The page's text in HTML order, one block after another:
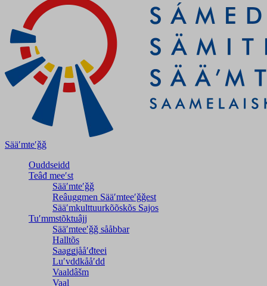
Sääʹmteʹǧǧ
Ouddseidd
Teâđ meeʹst
Sääʹmteʹǧǧ
Reâuggmen Sääʹmteeʹǧǧest
Sääʹmkulttuurkõõskõs Sajos
Tuʹmmstõktuâjj
Sääʹmteeʹǧǧ sååbbar
Halltõs
Saaǥǥjååʹđteei
Luʹvddkååʹdd
Vaaldâšm
Vaal